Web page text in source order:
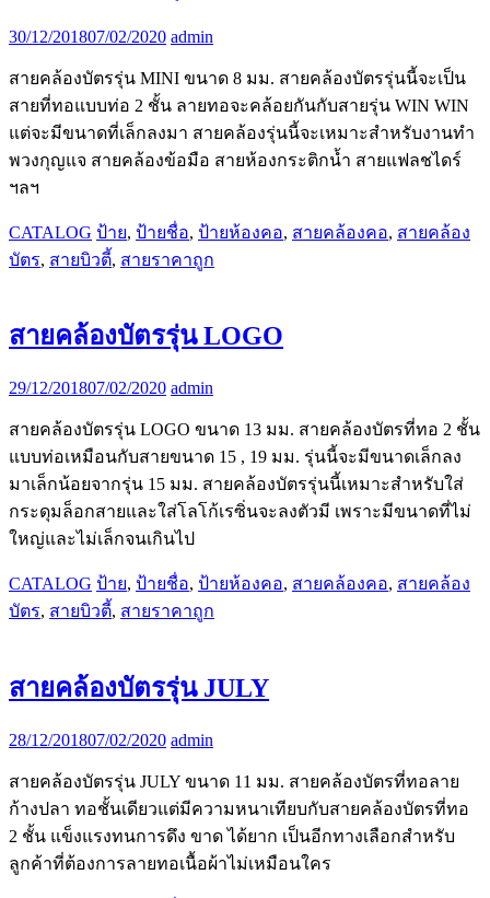
30/12/201807/02/2020 admin
สายคล้องบัตรรุ่น MINI ขนาด 8 มม. สายคล้องบัตรรุ่นนี้จะเป็น
สายที่ทอแบบท่อ 2 ชั้น ลายทอจะคล้อยกันกับสายรุ่น WIN WIN
แต่จะมีขนาดที่เล็กลงมา สายคล้องรุ่นนี้จะเหมาะสำหรับงานทำ
พวงกุญแจ สายคล้องข้อมือ สายห้องกระติกน้ำ สายแฟลชไดร์
ฯลฯ
CATALOG ป้าย, ป้ายชื่อ, ป้ายห้องคอ, สายคล้องคอ, สายคล้อง
บัตร, สายบิวตี้, สายราคาถูก
สายคล้องบัตรรุ่น LOGO
29/12/201807/02/2020 admin
สายคล้องบัตรรุ่น LOGO ขนาด 13 มม. สายคล้องบัตรที่ทอ 2 ชั้น
แบบท่อเหมือนกับสายขนาด 15 , 19 มม. รุ่นนี้จะมีขนาดเล็กลง
มาเล็กน้อยจากรุ่น 15 มม. สายคล้องบัตรรุ่นนี้เหมาะสำหรับใส่
กระดุมล็อกสายและใส่โลโก้เรซิ่นจะลงตัวมี เพราะมีขนาดที่ไม่
ใหญ่และไม่เล็กจนเกินไป
CATALOG ป้าย, ป้ายชื่อ, ป้ายห้องคอ, สายคล้องคอ, สายคล้อง
บัตร, สายบิวตี้, สายราคาถูก
สายคล้องบัตรรุ่น JULY
28/12/201807/02/2020 admin
สายคล้องบัตรรุ่น JULY ขนาด 11 มม. สายคล้องบัตรที่ทอลาย
ก้างปลา ทอชั้นเดียวแต่มีความหนาเทียบกับสายคล้องบัตรที่ทอ
2 ชั้น แข็งแรงทนการดึง ขาด ได้ยาก เป็นอีกทางเลือกสำหรับ
ลูกค้าที่ต้องการลายทอเนื้อผ้าไม่เหมือนใคร